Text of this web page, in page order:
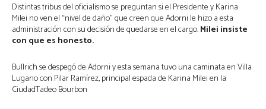
Distintas tribus del oficialismo se preguntan si el Presidente y Karina
Milei no ven el “nivel de daño” que creen que Adorni le hizo a esta
administración con su decisión de quedarse en el cargo.Milei insiste
con que es honesto.
Bullrich se despegó de Adorni y esta semana tuvo una caminata en Villa
Lugano con Pilar Ramírez, principal espada de Karina Milei en la
CiudadTadeo Bourbon